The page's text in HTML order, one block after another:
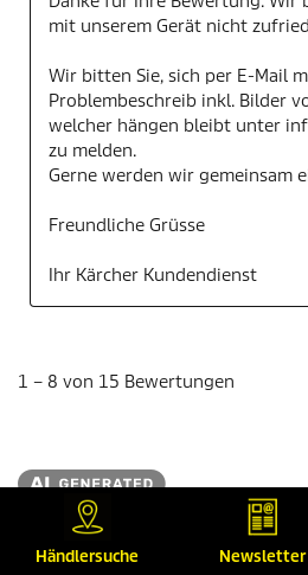
Händlersuche Newsletter
Created with AI (artificial intelligence)